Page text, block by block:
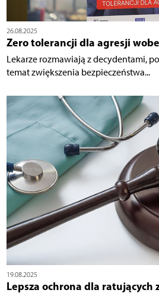
26.08.2025
Zero tolerancji dla agresji
Lekarze rozmawiają z decydentami,
temat zwiększenia bezpieczeństwa...
19.08.2025
Lepsza ochrona dla ratujących